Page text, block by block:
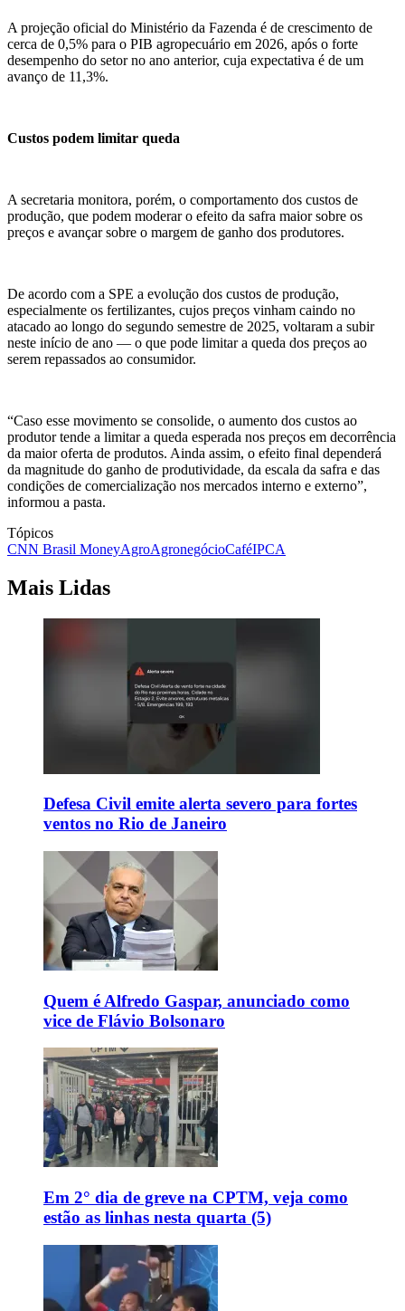
A projeção oficial do Ministério da Fazenda é de crescimento de
cerca de 0,5% para o PIB agropecuário em 2026, após o forte
desempenho do setor no ano anterior, cuja expectativa é de um
avanço de 11,3%.
Custos podem limitar queda
A secretaria monitora, porém, o comportamento dos custos de
produção, que podem moderar o efeito da safra maior sobre os
preços e avançar sobre o margem de ganho dos produtores.
De acordo com a SPE a evolução dos custos de produção,
especialmente os fertilizantes, cujos preços vinham caindo no
atacado ao longo do segundo semestre de 2025, voltaram a subir
neste início de ano — o que pode limitar a queda dos preços ao
serem repassados ao consumidor.
“Caso esse movimento se consolide, o aumento dos custos ao
produtor tende a limitar a queda esperada nos preços em decorrência
da maior oferta de produtos. Ainda assim, o efeito final dependerá
da magnitude do ganho de produtividade, da escala da safra e das
condições de comercialização nos mercados interno e externo”,
informou a pasta.
Tópicos
CNN Brasil MoneyAgroAgronegócioCaféIPCA
Mais Lidas
Defesa Civil emite alerta severo para fortes
ventos no Rio de Janeiro
Quem é Alfredo Gaspar, anunciado como
vice de Flávio Bolsonaro
Em 2° dia de greve na CPTM, veja como
estão as linhas nesta quarta (5)